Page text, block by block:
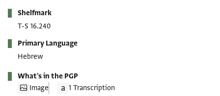
Shelfmark
T-S 16.240
Primary Language
Hebrew
What's in the PGP
Image
1 Transcription